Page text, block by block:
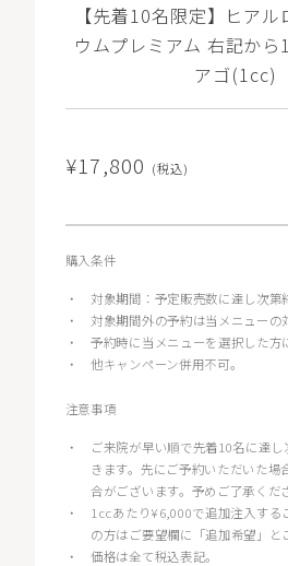
【先着10名限定】ヒア
ウムプレミアム 右記か
アゴ(1cc)
¥17,800 (税込)
購入条件
・ 対象期間：予定販売数に達し次第
・ 対象期間外の予約は当メニューの
・予約時に当メニューを選択した方
・他キャンペーン併用不可。
注意事項
・
ご来院が早い順で先着10名に達
きます。先にご予約いただいた場
合がございます。予めご了承くだ
・
1ccあたり¥6,000で追加注入する
の方はご要望欄に「追加希望」と
・価格は全て税込表記。